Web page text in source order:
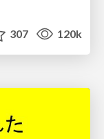
307 120k